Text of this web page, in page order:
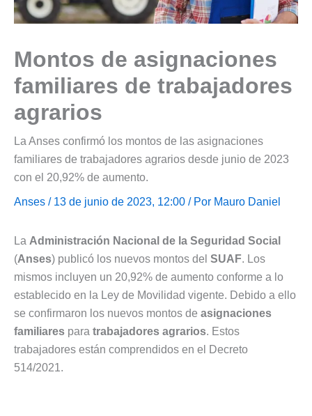
Montos de asignaciones
familiares de trabajadores
agrarios
La Anses confirmó los montos de las asignaciones
familiares de trabajadores agrarios desde junio de 2023
con el 20,92% de aumento.
Anses / 13 de junio de 2023, 12:00 / Por Mauro Daniel
La Administración Nacional de la Seguridad Social
(Anses) publicó los nuevos montos del SUAF. Los
mismos incluyen un 20,92% de aumento conforme a lo
establecido en la Ley de Movilidad vigente. Debido a ello
se confirmaron los nuevos montos de asignaciones
familiares para trabajadores agrarios. Estos
trabajadores están comprendidos en el Decreto
514/2021.